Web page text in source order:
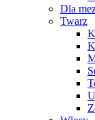
Dla
Twarz